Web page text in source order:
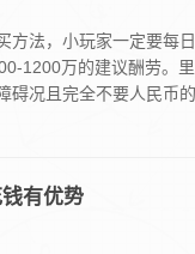
方法，小玩家一定要每
1200万的建议酬劳。
碍况且完全不要人民币
有优势